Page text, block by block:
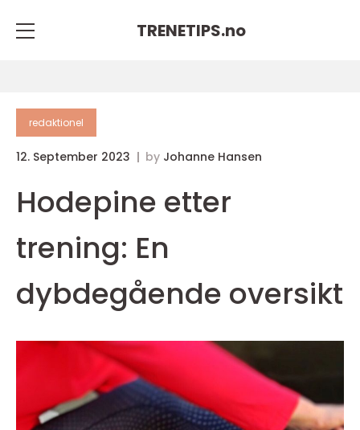
TRENETIPS.no
redaktionel
12. September 2023 by Johanne Hansen
Hodepine etter
trening: En
dybdegående oversikt